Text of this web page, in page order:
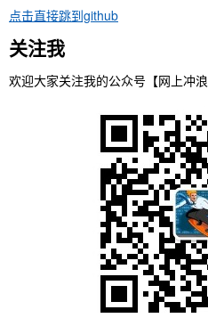
点击直接跳到github
关注我
欢迎大家关注我的公众号【网上冲